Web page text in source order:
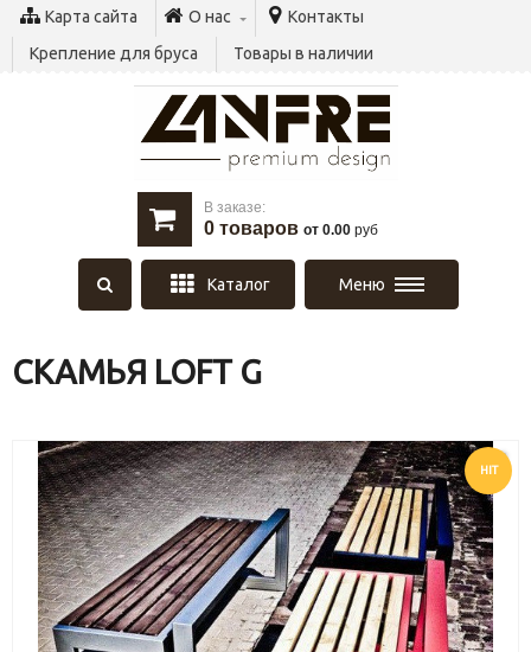
Карта сайта О нас
Контакты
Крепление для бруса
Товары в наличии
В заказе:
0 товаров от 0.00 руб
Каталог Меню
СКАМЬЯ LOFT G
HIT